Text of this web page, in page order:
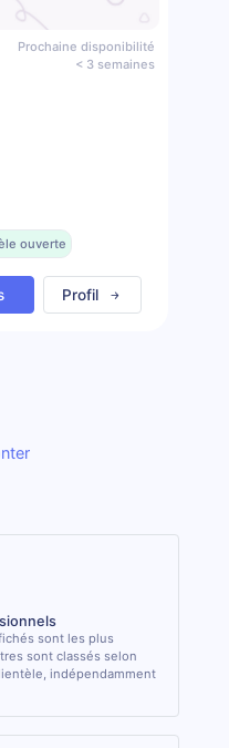
Prochaine disponibilité
< 3 semaines
ouverte
Profil
sont les plus
sont classés selon
indépendamment